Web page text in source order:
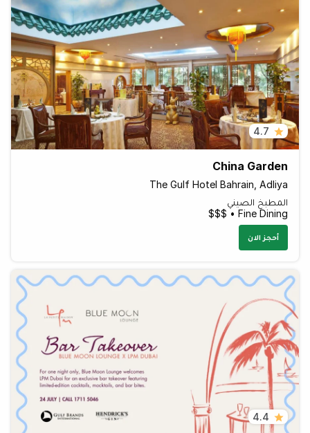
4.7
China Garden
The Gulf Hotel Bahrain, Adliya
المطبخ الصيني
Fine Dining • $$$
أحجز الان
4.4